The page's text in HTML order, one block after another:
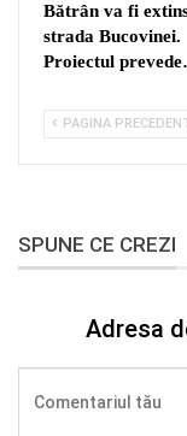
Bătrân va fi
strada Bucovinei.
Proiectul
PAGINA
SPUNE CE CREZI
Adresa